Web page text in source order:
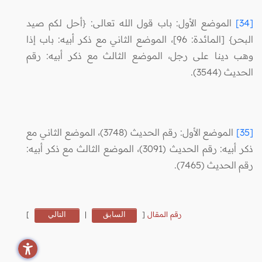
[34]
الموضع الأول: باب قول الله تعالى: {أحل لكم صيد
البحر} [المائدة: 96]، الموضع الثاني مع ذكر أبيه: باب إذا
وهب دينا على رجل، الموضع الثالث مع ذكر أبيه: رقم
الحديث (3544).
[35]
الموضع الأول: رقم الحديث (3748)، الموضع الثاني مع
ذكر أبيه: رقم الحديث (3091)، الموضع الثالث مع ذكر أبيه:
رقم الحديث (7465).
رقم المقال [ السابق | التالي ]